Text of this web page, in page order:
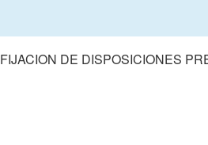
FIJACION DE DISPOSICIONES